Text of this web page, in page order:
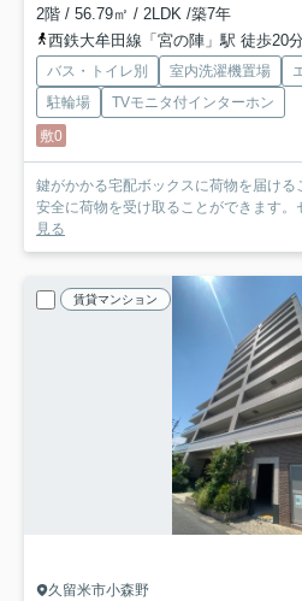
2階 / 56.79㎡ / 2LDK /築7年
西鉄大牟田線「宮の陣」駅 徒歩20
バス・トイレ別 室内洗濯機置場
駐輪場
TVモニタ付インターホン
敷0
鍵がかかる宅配ボックスに荷物を届ける
安全に荷物を受け取ることができます。
見る
賃貸マンション
久留米市小森野